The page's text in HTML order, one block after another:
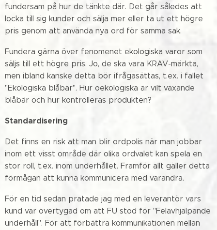
fundersam på hur de tänkte där. Det går således att
locka till sig kunder och sälja mer eller ta ut ett högre
pris genom att använda nya ord för samma sak.
Fundera gärna över fenomenet ekologiska varor som
säljs till ett högre pris. Jo, de ska vara KRAV-märkta,
men ibland kanske detta bör ifrågasättas, t.ex. i fallet
"Ekologiska blåbär". Hur oekologiska är vilt växande
blåbär och hur kontrolleras produkten?
Standardisering
Det finns en risk att man blir ordpolis när man jobbar
inom ett visst område där olika ordvalet kan spela en
stor roll, t.ex. inom underhållet. Framför allt gäller detta
förmågan att kunna kommunicera med varandra.
För en tid sedan pratade jag med en leverantör vars
kund var övertygad om att FU stod för "Felavhjälpande
underhåll". För att förbättra kommunikationen mellan